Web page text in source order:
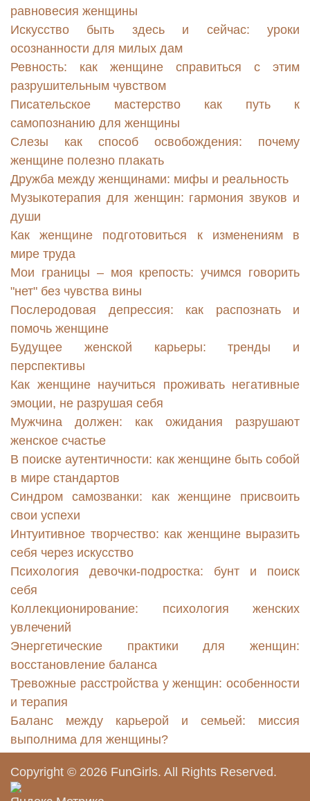
равновесия женщины
Искусство быть здесь и сейчас: уроки
осознанности для милых дам
Ревность: как женщине справиться с этим
разрушительным чувством
Писательское мастерство как путь к
самопознанию для женщины
Слезы как способ освобождения: почему
женщине полезно плакать
Дружба между женщинами: мифы и реальность
Музыкотерапия для женщин: гармония звуков и
души
Как женщине подготовиться к изменениям в
мире труда
Мои границы – моя крепость: учимся говорить
"нет" без чувства вины
Послеродовая депрессия: как распознать и
помочь женщине
Будущее женской карьеры: тренды и
перспективы
Как женщине научиться проживать негативные
эмоции, не разрушая себя
Мужчина должен: как ожидания разрушают
женское счастье
В поиске аутентичности: как женщине быть собой
в мире стандартов
Синдром самозванки: как женщине присвоить
свои успехи
Интуитивное творчество: как женщине выразить
себя через искусство
Психология девочки-подростка: бунт и поиск
себя
Коллекционирование: психология женских
увлечений
Энергетические практики для женщин:
восстановление баланса
Тревожные расстройства у женщин: особенности
и терапия
Баланс между карьерой и семьей: миссия
выполнима для женщины?
Copyright © 2026 FunGirls. All Rights Reserved.